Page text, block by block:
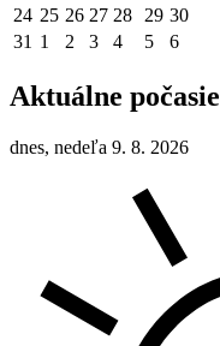
24 25 26 27 28 29 30
31 1 2 3 4 5 6
Aktuálne počasie
dnes, nedeľa 9. 8. 2026